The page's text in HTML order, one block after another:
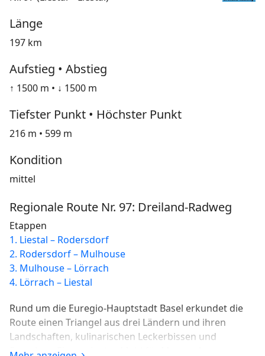
Länge
197 km
Aufstieg • Abstieg
↑ 1500 m • ↓ 1500 m
Tiefster Punkt • Höchster Punkt
216 m • 599 m
Kondition
mittel
Regionale Route Nr. 97: Dreiland-Radweg
Etappen
1. Liestal – Rodersdorf
2. Rodersdorf – Mulhouse
3. Mulhouse – Lörrach
4. Lörrach – Liestal
Rund um die Euregio-Hauptstadt Basel erkundet die
Route einen Triangel aus drei Ländern und ihren
Landschaften, kulinarischen Leckerbissen und
Sprachen. Ein opulentes Mahl für Magen, Augen,